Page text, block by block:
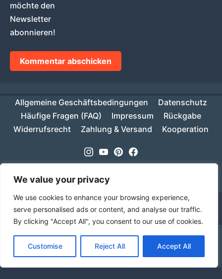
We value your privacy
We use cookies to enhance your browsing experience,
serve personalised ads or content, and analyse our traffic.
By clicking "Accept All", you consent to our use of cookies.
Customise Reject All Accept All
Ab einem Warenwert von 70€ ist deine Bestellung
innerhalb Deutschlands versandkostenfrei!Verwerfen
möchte den
Newsletter
abonnieren!
Allgemeine Geschäftsbedingungen
Datenschutz
Häufige Fragen (FAQ)
Impressum
Rückgabe
Widerrufsrecht
Zahlung & Versand Kooperation
Instagram
YoutubePinterestFacebook
Sprache